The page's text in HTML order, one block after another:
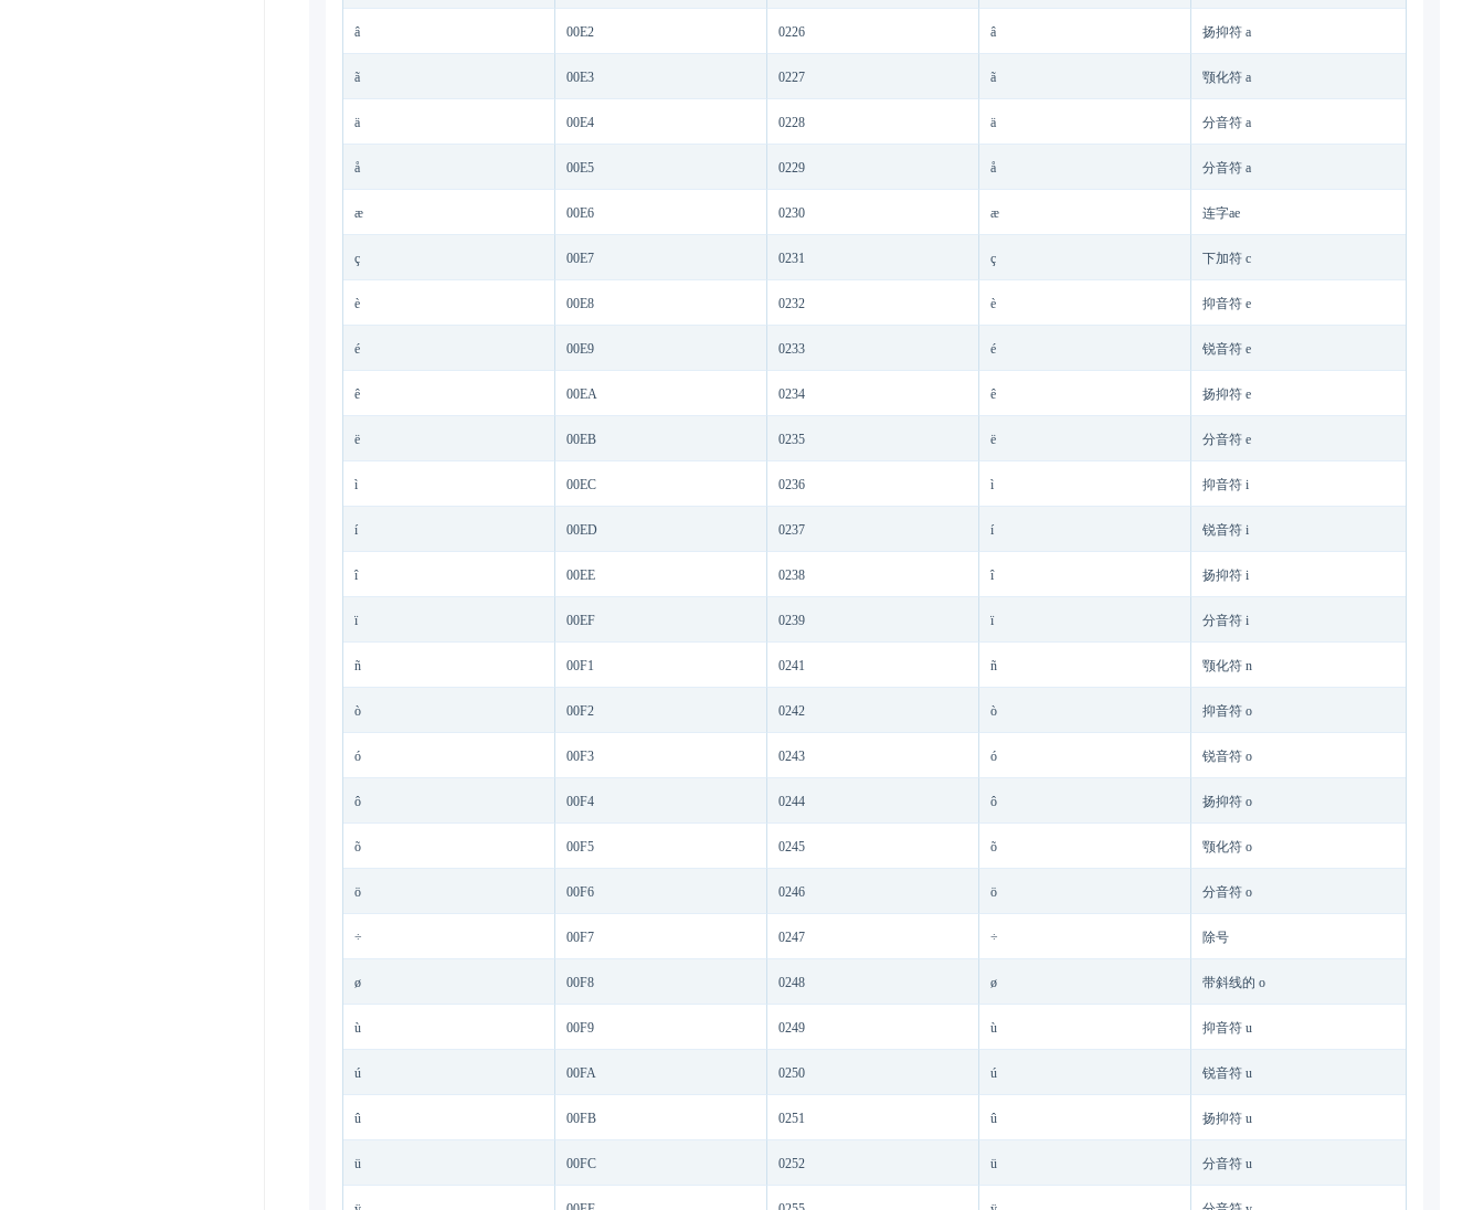
â 00E2 0226 â 扬抑符 a
ã 00E3 0227 ã 颚化符 a
ä 00E4 0228 ä 分音符 a
å 00E5 0229 å 分音符 a
æ 00E6 0230 æ 连字ae
ç 00E7 0231 ç 下加符 c
è 00E8 0232 è 抑音符 e
é 00E9 0233 é 锐音符 e
ê 00EA 0234 ê 扬抑符 e
ë 00EB 0235 ë 分音符 e
ì 00EC 0236 ì 抑音符 i
í 00ED 0237 í 锐音符 i
î 00EE 0238 î 扬抑符 i
ï 00EF 0239 ï 分音符 i
ñ 00F1 0241 ñ 颚化符 n
ò 00F2 0242 ò 抑音符 o
ó 00F3 0243 ó 锐音符 o
ô 00F4 0244 ô 扬抑符 o
õ 00F5 0245 õ 颚化符 o
ö 00F6 0246 ö 分音符 o
÷ 00F7 0247 ÷ 除号
ø 00F8 0248 ø 带斜线的 o
ù 00F9 0249 ù 抑音符 u
ú 00FA 0250 ú 锐音符 u
û 00FB 0251 û 扬抑符 u
ü 00FC 0252 ü 分音符 u